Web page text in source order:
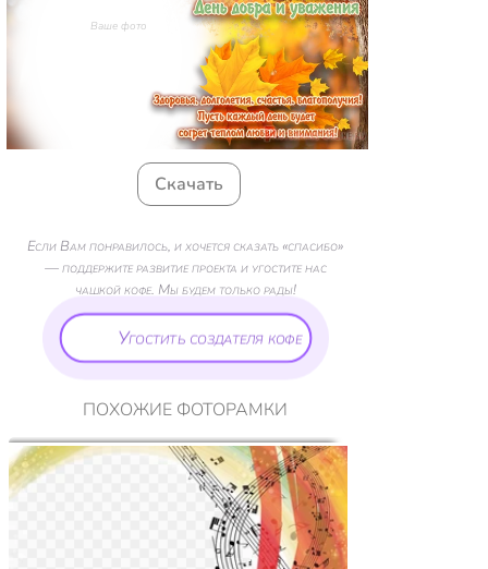
Ваше фото
Скачать
Если Вам понравилось, и хочется сказать «спасибо»
— поддержите развитие проекта и угостите нас
чашкой кофе. Мы будем только рады!
Угостить создателя кофе
ПОХОЖИЕ ФОТОРАМКИ